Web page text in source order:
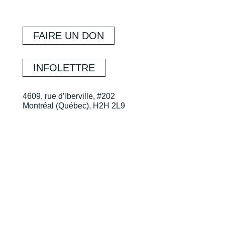
FAIRE UN DON
INFOLETTRE
4609, rue d’Iberville, #202
Montréal (Québec), H2H 2L9